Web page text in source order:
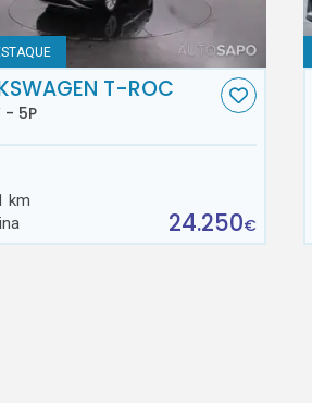
T-ROC
- 5P
km
24.250€